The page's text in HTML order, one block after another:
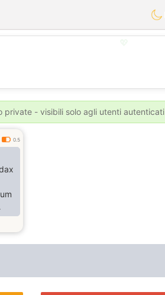
private - visibili solo agli utenti autenticati
0.5